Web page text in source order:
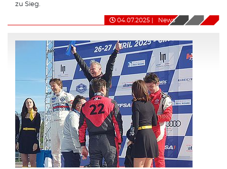
zu Sieg.
04.07.2025 News